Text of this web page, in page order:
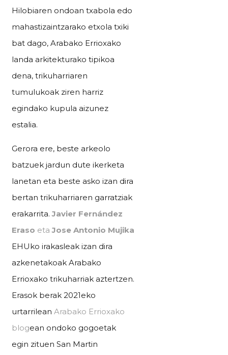
Hilobiaren ondoan txabola edo
mahastizaintzarako etxola txiki
bat dago, Arabako Errioxako
landa arkitekturako tipikoa
dena, trikuharriaren
tumulukoak ziren harriz
egindako kupula aizunez
estalia.
Gerora ere, beste arkeolo
batzuek jardun dute ikerketa
lanetan eta beste asko izan dira
bertan trikuharriaren garratziak
erakarrita.Javier Fernández
Eraso etaJose Antonio Mujika
EHUko irakasleak izan dira
azkenetakoak Arabako
Errioxako trikuharriak aztertzen.
Erasok berak 2021eko
urtarrilean Arabako Errioxako
blogean ondoko gogoetak
egin zituen San Martin